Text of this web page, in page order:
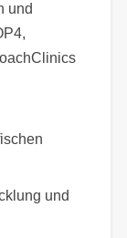
und
und